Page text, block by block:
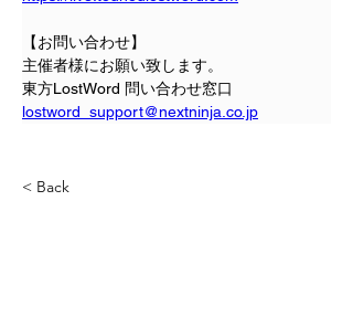
【お問い合わせ】
主催者様にお願い致します。
東方LostWord 問い合わせ窓口
lostword_support@nextninja.co.jp
< Back